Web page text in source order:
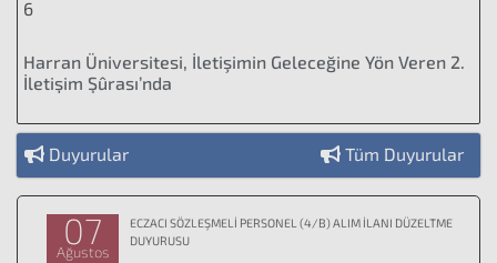
6
Harran Üniversitesi, İletişimin Geleceğine Yön Veren 2.
İletişim Şûrası’nda
Duyurular Tüm Duyurular
07
Ağustos
ECZACI SÖZLEŞMELİ PERSONEL (4/B) ALIM İLANI DÜZELTME
DUYURUSU